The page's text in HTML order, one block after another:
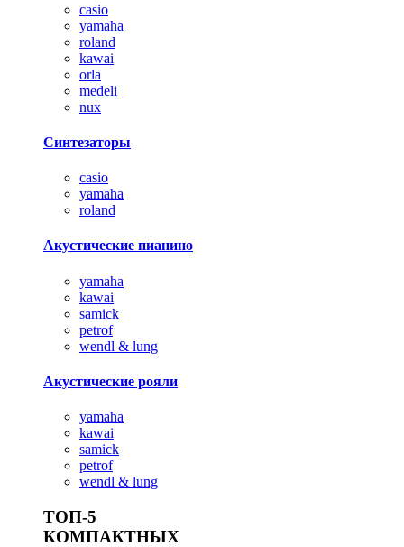
casio
yamaha
roland
kawai
orla
medeli
nux
Синтезаторы
casio
yamaha
roland
Акустические пианино
yamaha
kawai
samick
petrof
wendl & lung
Акустические рояли
yamaha
kawai
samick
petrof
wendl & lung
ТОП-5
КОМПАКТНЫХ